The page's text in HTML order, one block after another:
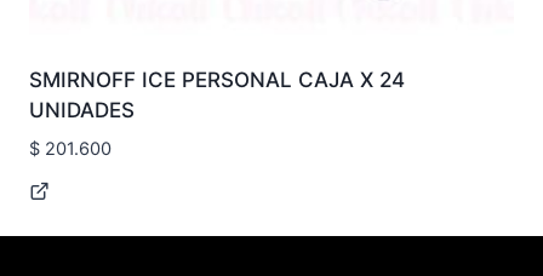
SMIRNOFF ICE PERSONAL CAJA X 24
UNIDADES
$ 201.600